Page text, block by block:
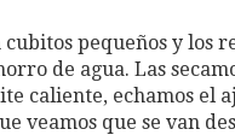
pequeños y los
de agua. Las
caliente, echamos el
veamos que se van